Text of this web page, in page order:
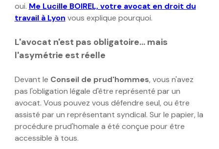
oui. Me Lucille BOIREL, votre avocat en droit du
travail à Lyon vous explique pourquoi.
L'avocat n'est pas obligatoire… mais
l'asymétrie est réelle
Devant le Conseil de prud'hommes, vous n'avez
pas l'obligation légale d'être représenté par un
avocat. Vous pouvez vous défendre seul, ou être
assisté par un représentant syndical. Sur le papier, la
procédure prud'homale a été conçue pour être
accessible à tous.